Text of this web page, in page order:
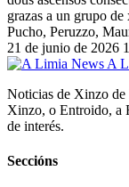
grazas a un grupo
Pucho, Peruzzo,
21 de junio de 2026
A
Noticias de Xinzo de
Xinzo, o Entroido, a
de interés.
Seccións